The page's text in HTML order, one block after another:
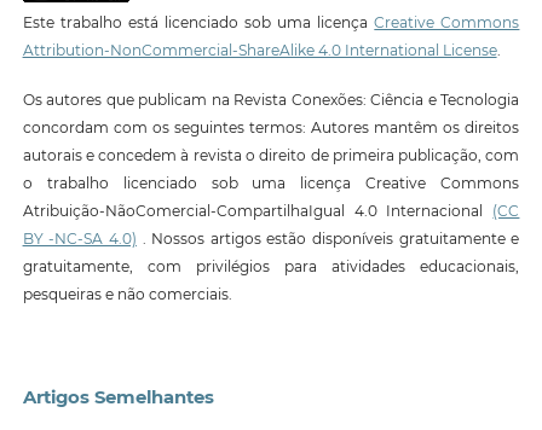
Este trabalho está licenciado sob uma licençaCreative Commons
Attribution-NonCommercial-ShareAlike 4.0 International License.
Os autores que publicam na Revista Conexões: Ciência e Tecnologia
concordam com os seguintes termos: Autores mantêm os direitos
autorais e concedem à revista o direito de primeira publicação, com
o trabalho licenciado sob uma licença Creative Commons
Atribuição-NãoComercial-CompartilhaIgual 4.0 Internacional (CC
BY -NC-SA 4.0) . Nossos artigos estão disponíveis gratuitamente e
gratuitamente, com privilégios para atividades educacionais,
pesqueiras e não comerciais.
Artigos Semelhantes